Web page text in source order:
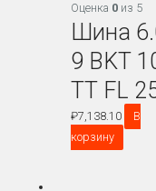
Оценка 0 из 5
Шина
9 BKT
TT FL
₽7,138.10
В
корзину